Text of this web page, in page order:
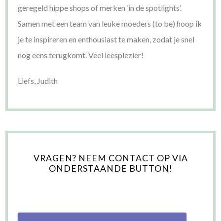
geregeld hippe shops of merken ‘in de spotlights’.
Samen met een team van leuke moeders (to be) hoop ik
je te inspireren en enthousiast te maken, zodat je snel
nog eens terugkomt. Veel leesplezier!
Liefs, Judith
VRAGEN? NEEM CONTACT OP VIA
ONDERSTAANDE BUTTON!